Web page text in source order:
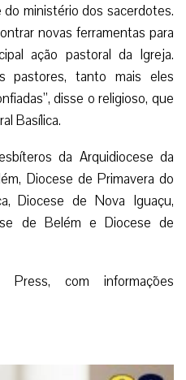
ministério dos sacerdotes.
novas ferramentas para
ação pastoral da Igreja.
pastores, tanto mais eles
disse o religioso, que
Basílica.
da Arquidiocese da
Diocese de Primavera do
Diocese de Nova Iguaçu,
de Belém e Diocese de
Press, com informações